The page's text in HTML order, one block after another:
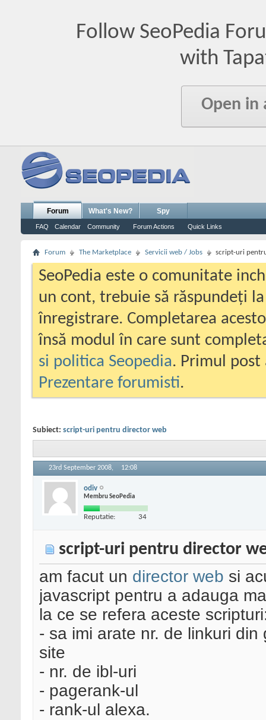
Follow SeoPedia
with
Open in
Forum
FAQ Calendar Community Forum Actions Quick Links
What's New? Spy
Forum The Marketplace Servicii web / Jobs script-uri
SeoPedia este o comunitate
un cont, trebuie să răspundeți
înregistrare. Completarea
însă modul în care sunt
si politica Seopedia. Primul
Prezentare forumisti.
Subiect: script-uri pentru director web
23rd September 2008, 12:08
odiv
Membru SeoPedia
Reputatie: 34
script-uri pentru director
am facut un director web si
javascript pentru a adauga
la ce se refera aceste
- sa imi arate nr. de linkuri
site
- nr. de ibl-uri
- pagerank-ul
- rank-ul alexa.